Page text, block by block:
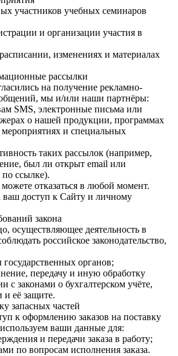
участников учебных семинаров
и организации участия в
изменениях и материалах
рассылки
на получение рекламно-
мы и/или наши партнёры:
SMS, электронные письма или
о нашей продукции, программах
и специальных
таких рассылок (например,
был ли открыт email или
по ссылке).
отказаться в любой момент.
ваш доступ к Сайту и личному
закона
осуществляющее деятельность в
российское законодательство,
государственных органов;
передачу и иную обработку
с законами о бухгалтерском учёте,
и её защите.
запасных частей
к оформлению заказов на поставку
ваши данные для:
и передачи заказа в работу;
по вопросам исполнения заказа.